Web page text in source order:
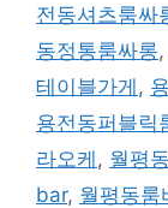
전동셔츠룸싸
동정통룸싸롱,
테이블가게 ,
용전동퍼블릭
라오케 , 월평
bar, 월평동룸